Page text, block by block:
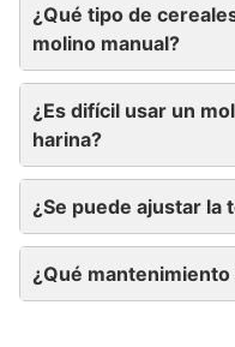
¿Qué tipo de
molino manual?
¿Es difícil usar un
harina?
¿Se puede ajustar la
¿Qué